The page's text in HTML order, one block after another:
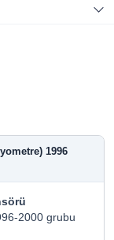
1996
2000 grubu